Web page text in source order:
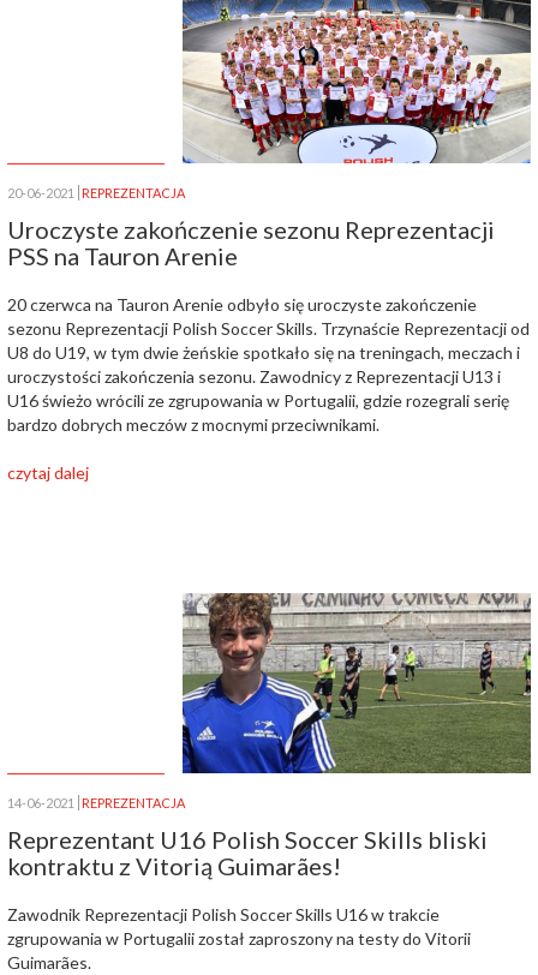
20-06-2021 REPREZENTACJA
Uroczyste zakończenie sezonu Reprezentacji
PSS na Tauron Arenie
20 czerwca na Tauron Arenie odbyło się uroczyste zakończenie
sezonu Reprezentacji Polish Soccer Skills. Trzynaście Reprezentacji od
U8 do U19, w tym dwie żeńskie spotkało się na treningach, meczach i
uroczystości zakończenia sezonu. Zawodnicy z Reprezentacji U13 i
U16 świeżo wrócili ze zgrupowania w Portugalii, gdzie rozegrali serię
bardzo dobrych meczów z mocnymi przeciwnikami.
czytaj dalej
14-06-2021 REPREZENTACJA
Reprezentant U16 Polish Soccer Skills bliski
kontraktu z Vitorią Guimarães!
Zawodnik Reprezentacji Polish Soccer Skills U16 w trakcie
zgrupowania w Portugalii został zaproszony na testy do Vitorii
Guimarães.